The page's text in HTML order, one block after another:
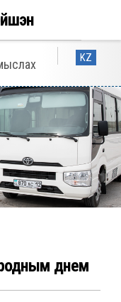
KZ
днем